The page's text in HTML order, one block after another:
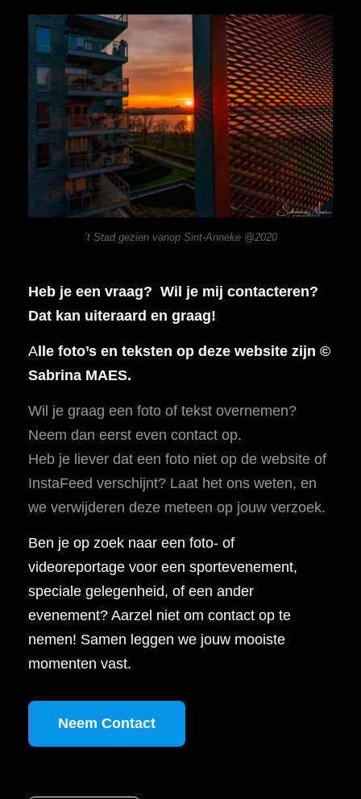
’t Stad gezien vanop Sint-Anneke @2020
Heb je een vraag? Wil je mij contacteren?
Dat kan uiteraard en graag!
Alle foto’s en teksten op deze website zijn ©
Sabrina MAES.
Wil je graag een foto of tekst overnemen?
Neem dan eerst even contact op.
Heb je liever dat een foto niet op de website of
InstaFeed verschijnt? Laat het ons weten, en
we verwijderen deze meteen op jouw verzoek.
Ben je op zoek naar een foto- of
videoreportage voor een sportevenement,
speciale gelegenheid, of een ander
evenement? Aarzel niet om contact op te
nemen! Samen leggen we jouw mooiste
momenten vast.
Neem Contact